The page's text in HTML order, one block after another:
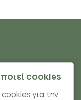
cookies
για την